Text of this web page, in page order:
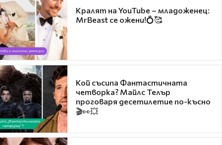
Кралят на YouTube – младоженец:
MrBeast се ожени!💍🥰
Кой съсипа Фантастичната
четворка? Майлс Телър
проговаря десетилетие по-късно
🎬👀💥